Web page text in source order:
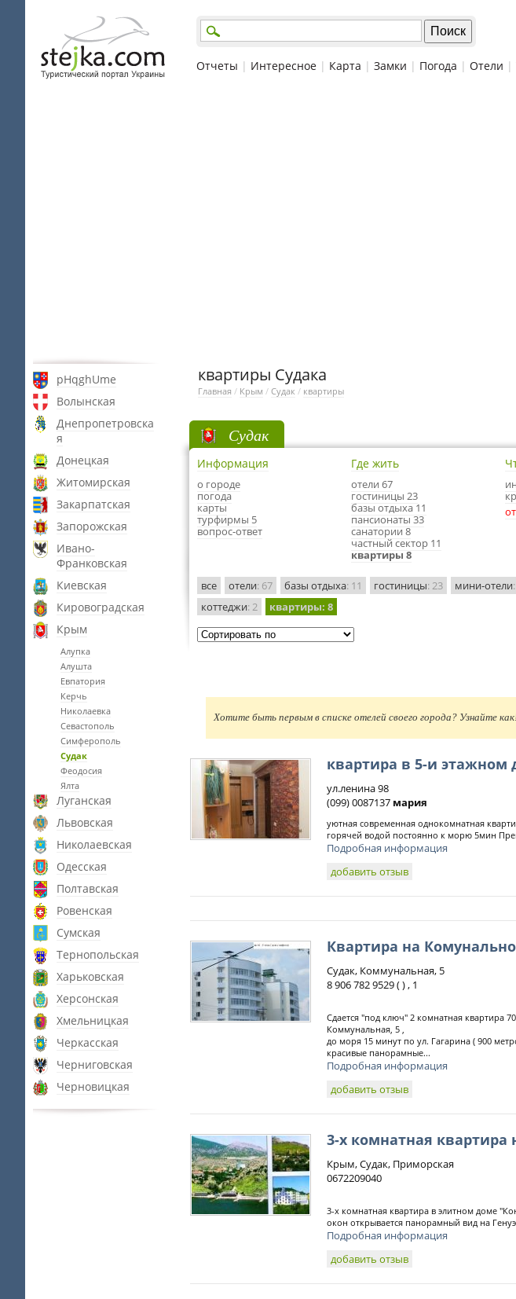
Отчеты | Интересное | Карта | Замки | Погода | Отели |
pHqghUme
Волынская
Днепропетровска
я
Донецкая
Житомирская
Закарпатская
Запорожская
Ивано-
Франковская
Киевская
Кировоградская
Крым
Алупка
Алушта
Евпатория
Керчь
Николаевка
Севастополь
Симферополь
Судак
Феодосия
Ялта
Луганская
Львовская
Николаевская
Одесская
Полтавская
Ровенская
Сумская
Тернопольская
Харьковская
Херсонская
Хмельницкая
Черкасская
Черниговская
Черновицкая
квартиры Судака
Главная / Крым / Судак / квартиры
Судак
Информация
о городе
погода
карты
турфирмы 5
вопрос-ответ
Где жить
отели 67
гостиницы 23
базы отдыха 11
пансионаты 33
санатории 8
частный сектор 11
квартиры 8
все отели: 67 базы отдыха: 11 гостиницы: 23 мини-отели
коттеджи: 2 квартиры: 8
Хотите быть первым в списке отелей своего города? Узнайте
квартира в 5-и этажном
ул.ленина 98
(099) 0087137 мария
уютная современная однокомнатная
горячей водой постоянно к морю 5мин
Подробная информация
добавить отзыв
Квартира на
Судак, Коммунальная, 5
8 906 782 9529 ( ) , 1
Сдается "под ключ" 2 комнатная квартира
Коммунальная, 5 ,
до моря 15 минут по ул. Гагарина ( 900
красивые панорамные...
Подробная информация
добавить отзыв
3-х комнатная квартира
Крым, Судак, Приморская
0672209040
3-х комнатная квартира в элитном доме
окон открывается панорамный вид на
Подробная информация
добавить отзыв